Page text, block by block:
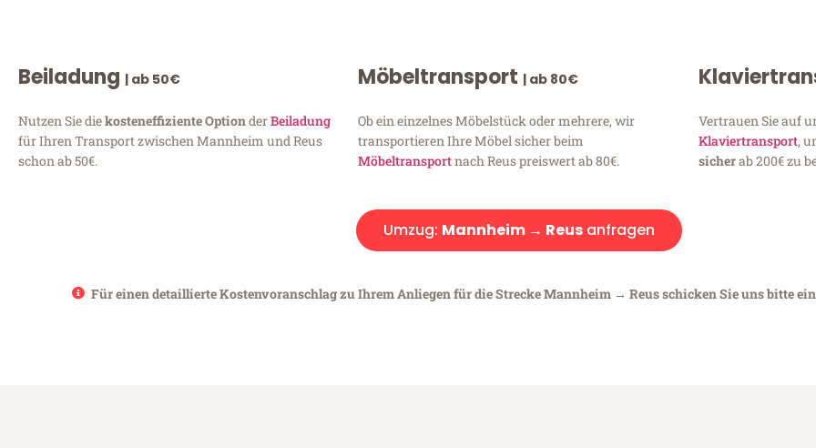
Beiladung | ab 50€
Nutzen Sie diekosteneffiziente OptionderBeiladung
für Ihren Transport zwischen Mannheim und Reus
schon ab 50€.
Möbeltransport | ab 80€
Ob ein einzelnes Möbelstück oder mehrere, wir
transportieren Ihre Möbel sicher beim
Möbeltransportnach Reus preiswert ab 80€.
Vertrauen Sie auf
Klaviertransport,
sicherab 200€ zu
Umzug: Mannheim → Reus anfragen
Für einen detaillierte Kostenvoranschlag zu Ihrem Anliegen für die Strecke Mannheim → Reus schicken Sie uns bitte